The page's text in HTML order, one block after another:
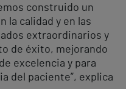
construido un
la calidad y en las
extraordinarios y
de éxito, mejorando
excelencia y para
del paciente”, explica